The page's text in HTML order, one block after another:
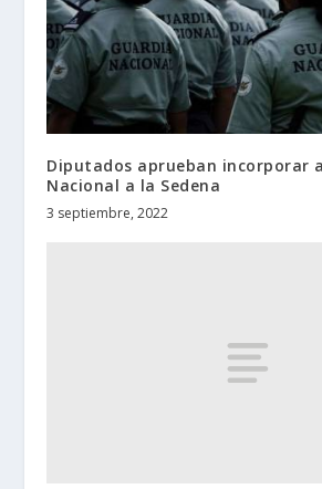
Diputados aprueban incorporar
Nacional a la Sedena
3 septiembre, 2022